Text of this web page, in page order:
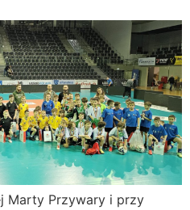
Marty Przywary i przy